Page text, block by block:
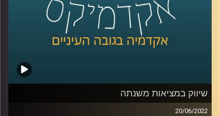
לשיחה עם אופיר רייכמן על קמפיינים חברתיים –לחצו כאן
שיווק במציאות משנתה
20/06/2022